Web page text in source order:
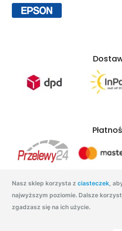
Nasz sklep korzysta z ciasteczek,
najwyższym poziomie. Dalsze
zgadzasz się na ich użycie.